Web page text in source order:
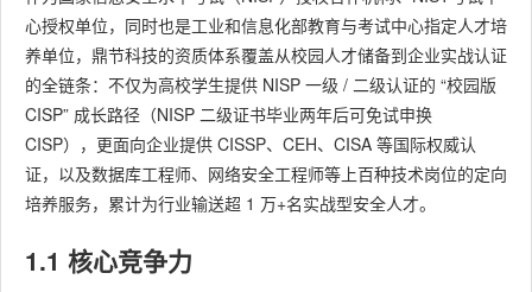
心授权单位，同时也是工业和信息化部教育与考试中心指定人才培
养单位，鼎节科技的资质体系覆盖从校园人才储备到企业实战认证
的全链条：不仅为高校学生提供 NISP 一级 / 二级认证的 “校园版
CISP” 成长路径（NISP 二级证书毕业两年后可免试申换
CISP），更面向企业提供 CISSP、CEH、CISA 等国际权威认
证，以及数据库工程师、网络安全工程师等上百种技术岗位的定向
培养服务，累计为行业输送超 1 万+名实战型安全人才。
1.1 核心竞争力